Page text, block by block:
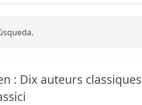
: Dix auteurs